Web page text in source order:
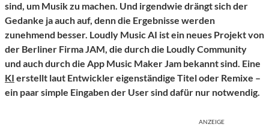
sind, um Musik zu machen. Und irgendwie drängt sich der
Gedanke ja auch auf, denn die Ergebnisse werden
zunehmend besser. Loudly Music AI ist ein neues Projekt von
der Berliner Firma JAM, die durch die Loudly Community
und auch durch die App Music Maker Jam bekannt sind. Eine
KI erstellt laut Entwickler eigenständige Titel oder Remixe –
ein paar simple Eingaben der User sind dafür nur notwendig.
ANZEIGE